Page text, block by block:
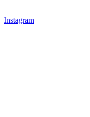
Instagram